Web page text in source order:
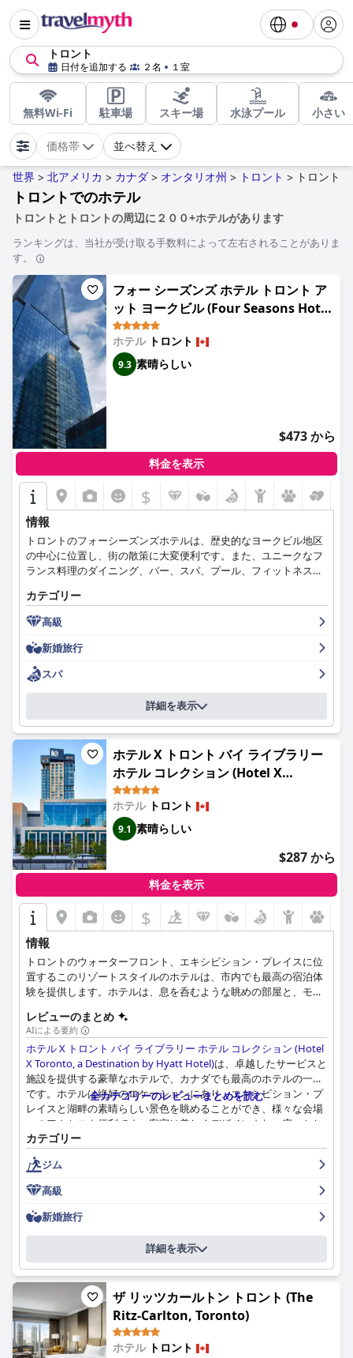
トロント
日付を追加する ２名 １室
無料Wi-Fi 駐車場 スキー場 水泳プール 小さい
価格帯 並べ替え
世界 > 北アメリカ > カナダ > オンタリオ州 > トロント > トロント
トロントでのホテル
トロントとトロントの周辺に２００+ホテルがあります
ランキングは、当社が受け取る手数料によって左右されることがありま
す。
フォー シーズンズ ホテル トロント ア
ット ヨークビル (Four Seasons Hotel
Toronto)
ホテル トロント
9.3 素晴らしい
$473 から
料金を表示
$
情報
トロントのフォーシーズンズホテルは、歴史的なヨークビル地区
の中心に位置し、街の散策に大変便利です。また、ユニークなフ
ランス料理のダイニング、バー、スパ、プール、フィットネスセ
カテゴリー
高級
新婚旅行
スパ
詳細を表示
ホテル X トロント バイ ライブラリー
ホテル コレクション (Hotel X
Toronto, a Destination by Hyatt
Hotel)
ホテル トロント
9.1 素晴らしい
$287 から
料金を表示
$
情報
トロントのウォーターフロント、エキシビション・プレイスに位
置するこのリゾートスタイルのホテルは、市内でも最高の宿泊体
験を提供します。ホテルは、息を呑むような眺めの部屋と、モダ
ントの街を探索するのに最適な出発点です。
レビューのまとめ
AIによる要約
ホテル X トロント バイ ライブラリー ホテル コレクション (Hotel
X Toronto, a Destination by Hyatt Hotel)は、卓越したサービスと
施設を提供する豪華なホテルで、カナダでも最高のホテルの一つ
です。ホテルは絶好のロケーションにあり、エキシビション・プ
レイスと湖畔の素晴らしい景色を眺めることができ、様々な会場
へのアクセスも便利です。客室は美しくデザインされ、広々とし
ており、快適なベッドと清潔なバスルームが備わっています。ス
タッフはフレンドリーでプロフェッショナルであり、常にゲスト
が素晴らしい体験ができるよう、期待以上のサービスを提供して
います。屋上プールは素晴らしく、湖畔の息をのむような景色を
眺めることができます。ただし、朝食、夕食、駐車場に関して、
ゲストからいくつか問題点が指摘されています。ホテルは、ゲー
があり、子供連れの家族を含むすべての人に素晴らしい楽しい体
験を提供しています。全体として、ゲストは
イ ライブラリー ホテル コレクション (Hotel X Toronto, a
Destination by Hyatt Hotel)
を強く推奨し、5つ星の品質を示すカ
ナダで最高のホテルの一つと考えています。
全カテゴリーのレビューまとめを読む
カテゴリー
ジム
高級
新婚旅行
詳細を表示
ザ リッツカールトン トロント (The
Ritz-Carlton, Toronto)
ホテル トロント